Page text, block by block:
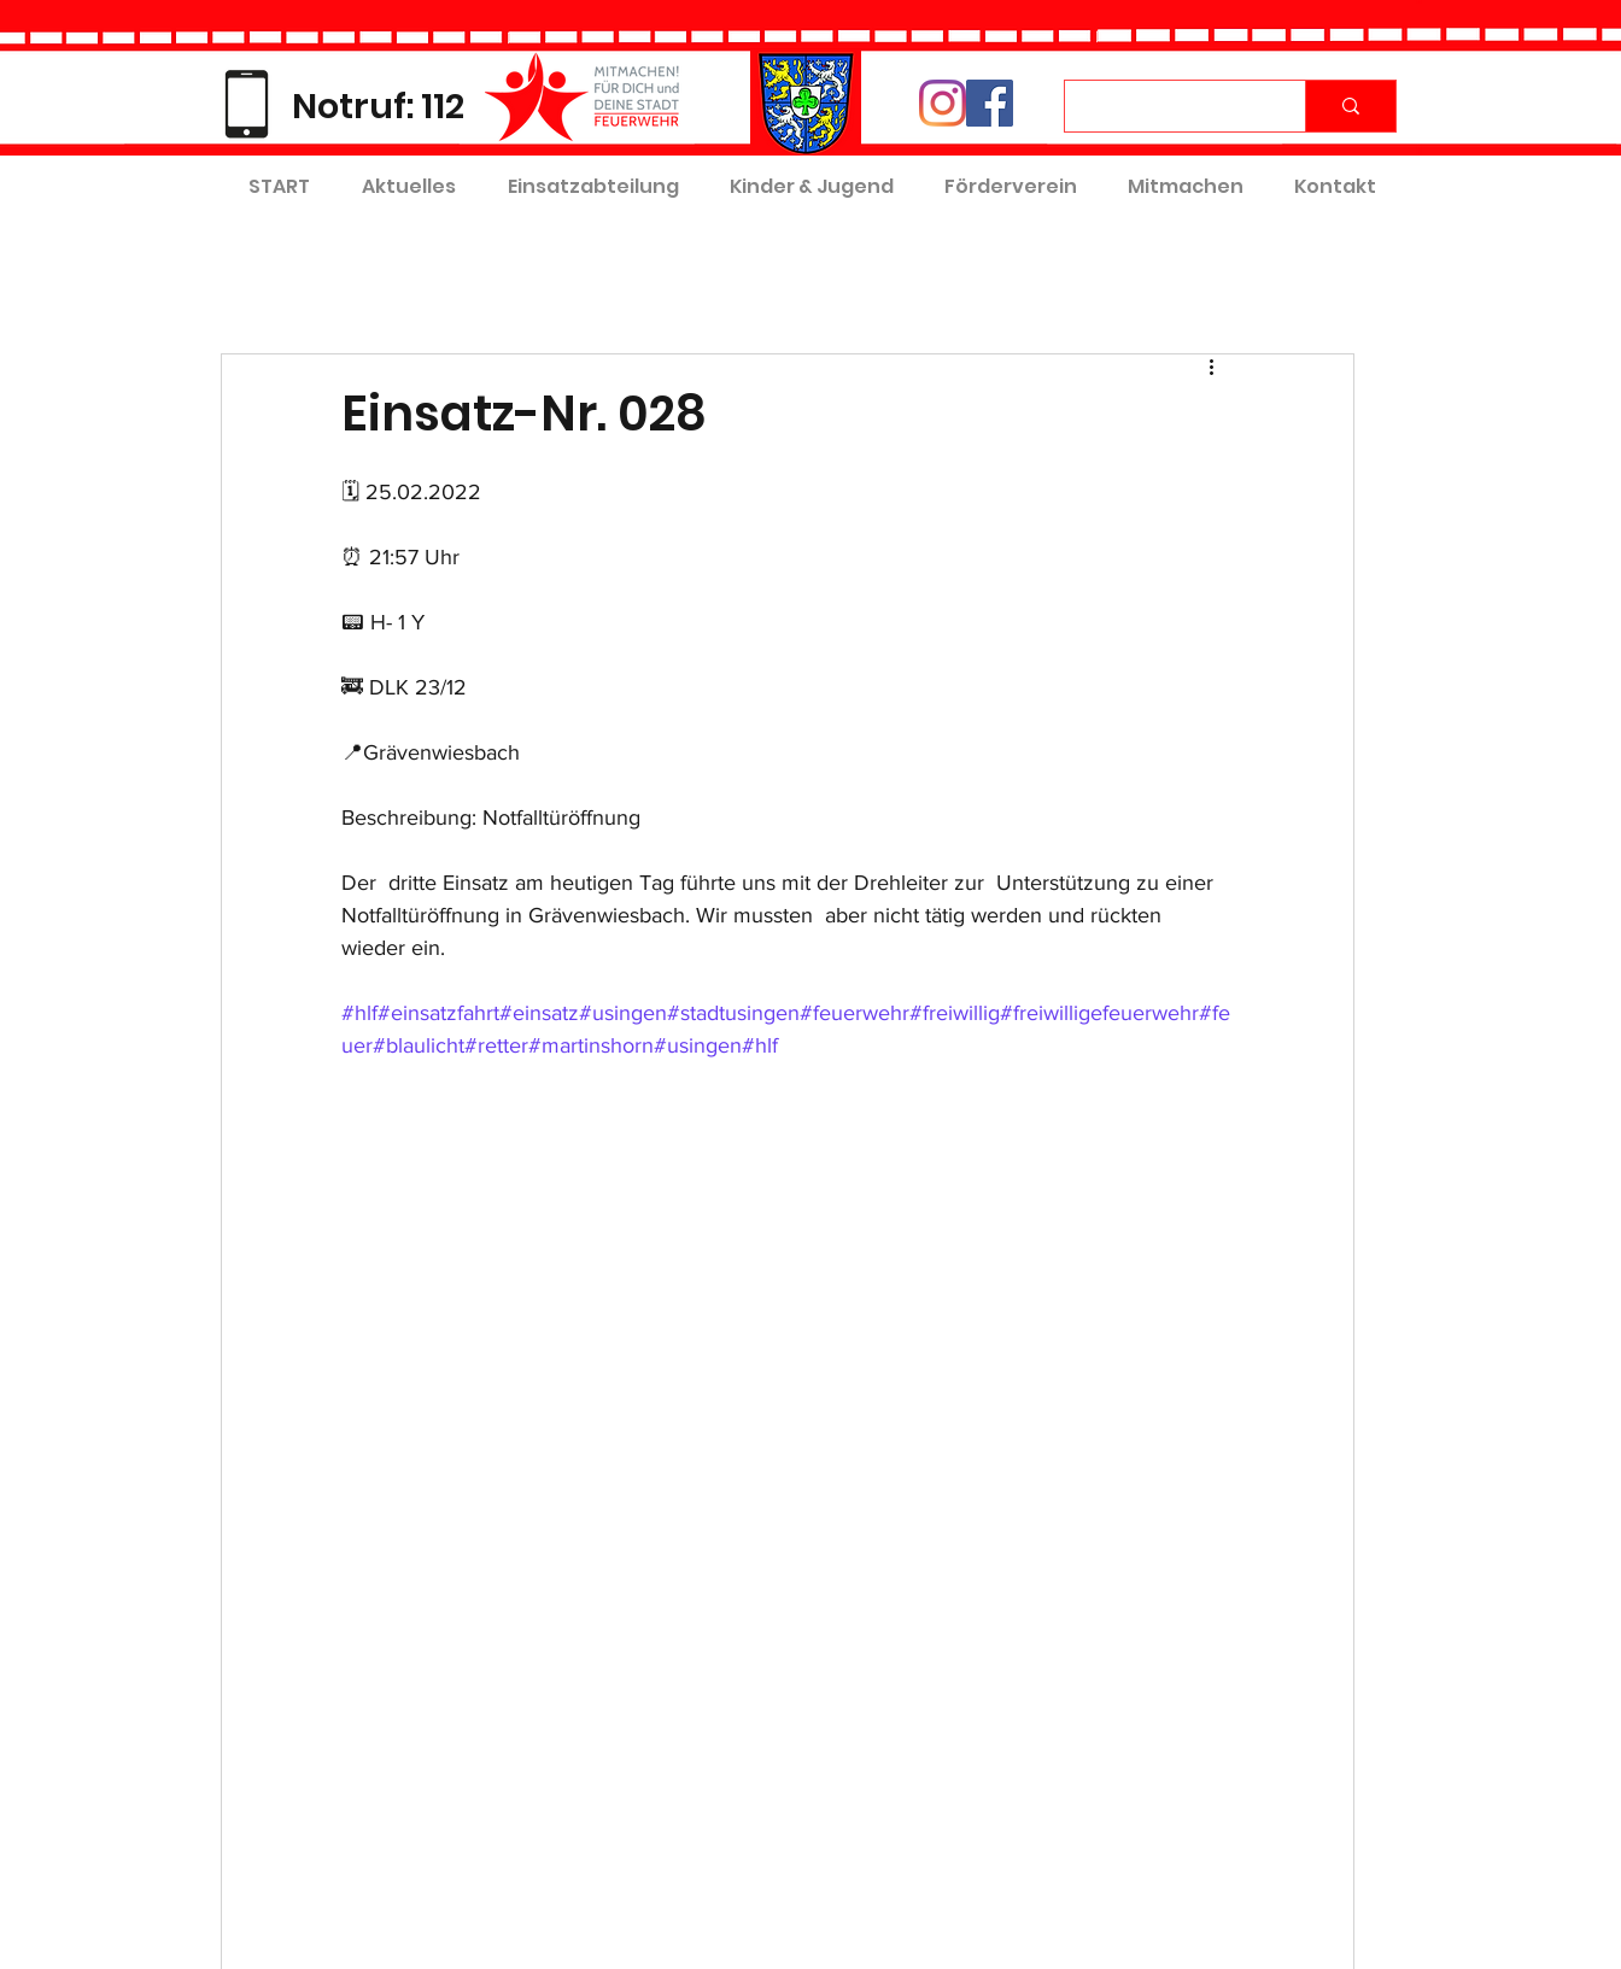
Notruf: 112
START Aktuelles Einsatzabteilung Kinder & Jugend Förderverein Mitmachen Kontakt
Einsatz-Nr. 028
🗓 25.02.2022
⏰ 21:57 Uhr
📟 H- 1 Y
🚒 DLK 23/12
📍Grävenwiesbach
Beschreibung: Notfalltüröffnung
Der  dritte Einsatz am heutigen Tag führte uns mit der Drehleiter zur  Unterstützung zu einer
Notfalltüröffnung in Grävenwiesbach. Wir mussten  aber nicht tätig werden und rückten
wieder ein.
#hlf#einsatzfahrt#einsatz#usingen#stadtusingen#feuerwehr#freiwillig#freiwilligefeuerwehr#fe
uer#blaulicht#retter#martinshorn#usingen#hlf